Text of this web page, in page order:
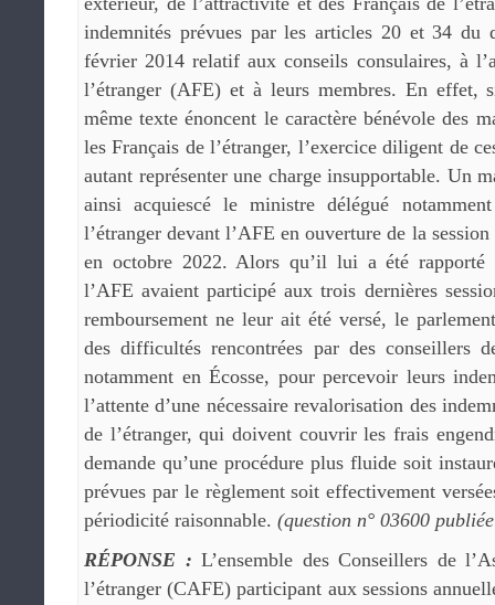
indemnités prévues par les articles 20 et 34 du
février 2014 relatif aux conseils consulaires, à
l’étranger (AFE) et à leurs membres. En effet,
même texte énoncent le caractère bénévole des
les Français de l’étranger, l’exercice diligent de
autant représenter une charge insupportable. Un
ainsi acquiescé le ministre délégué
l’étranger devant l’AFE en ouverture de la
en octobre 2022. Alors qu’il lui a été rapporté
l’AFE avaient participé aux trois dernières
remboursement ne leur ait été versé, le
des difficultés rencontrées par des conseillers
notamment en Écosse, pour percevoir leurs
l’attente d’une nécessaire revalorisation des
de l’étranger, qui doivent couvrir les frais
demande qu’une procédure plus fluide soit
prévues par le règlement soit effectivement
périodicité raisonnable. (question n° 03600
RÉPONSE : L’ensemble des Conseillers de
l’étranger (CAFE) participant aux sessions